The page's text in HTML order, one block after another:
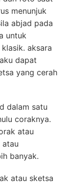
menunjuk
abjad pada
untuk
aksara
dapat
yang cerah
dalam satu
coraknya.
atau
atau
banyak.
atau sketsa